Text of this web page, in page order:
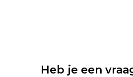
Heb je een